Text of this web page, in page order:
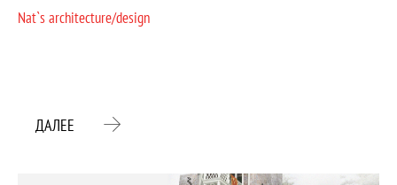
Nat`s architecture/design
ДАЛЕЕ